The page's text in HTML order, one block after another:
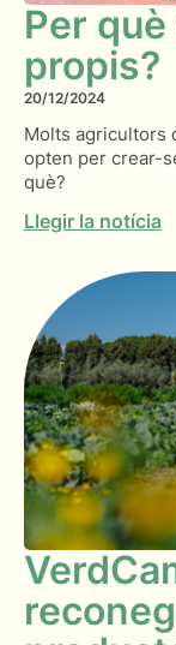
Per
propis?
20/12/2024
Molts agricultors
opten per crear-
què?
Llegir la notícia